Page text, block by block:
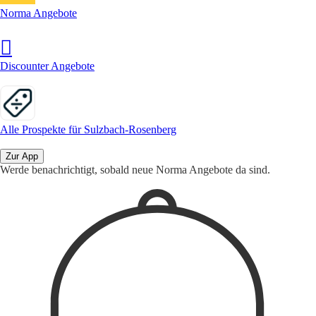
Norma Angebote
Discounter Angebote
Alle Prospekte für Sulzbach-Rosenberg
Zur App
Werde benachrichtigt, sobald neue Norma Angebote da sind.